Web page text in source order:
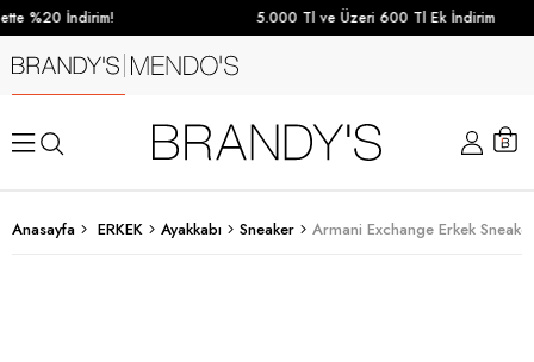
%20 İndirim! 5.000 Tl ve Üzeri 600 Tl Ek İndirim
Anasayfa ERKEK Ayakkabı Sneaker Armani Exchange Erkek